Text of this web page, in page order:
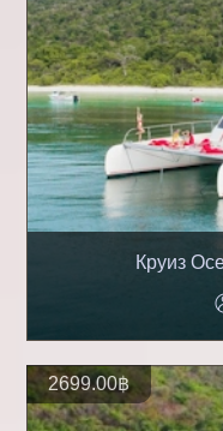
Круиз
2699.00฿